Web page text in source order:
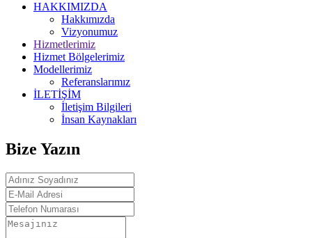
HAKKIMIZDA
Hakkımızda
Vizyonumuz
Hizmetlerimiz
Hizmet Bölgelerimiz
Modellerimiz
Referanslarımız
İLETİŞİM
İletişim Bilgileri
İnsan Kaynakları
Bize Yazın